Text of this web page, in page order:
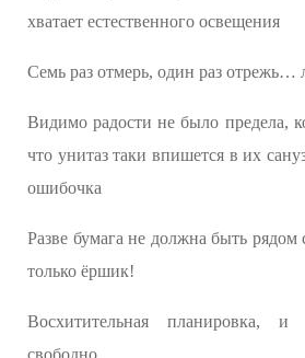
хватает естественного освещения
Семь раз отмерь, один раз отрежь…
Видимо радости не было предела,
что унитаз таки впишется в их
ошибочка
Разве бумага не должна быть рядом
только ёршик!
Восхитительная планировка,